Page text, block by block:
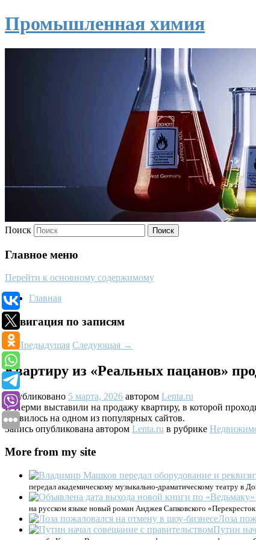
Промышленная химия
Поиск
Главное меню
Перейти к основному содержимому
Главная
Навигация по записям
←Предыдущая Следующая →
Квартиру из «Реальных пацанов»
Опубликовано 5 марта, 2026 автором Lenta.ru
В Перми выставили на продажу квартиру, в которой
появилось на одном из популярных сайтов.
Запись опубликована автором Lenta.ru в рубрике
More from my site
передал академическому музыкально-драматическому театру в
на русском языке новый роман Анджея Сапковского
Лоза
Путин